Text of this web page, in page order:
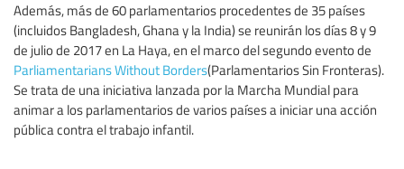
Además, más de 60 parlamentarios procedentes de 35 países
(incluidos Bangladesh, Ghana y la India) se reunirán los días 8 y 9
de julio de 2017 en La Haya, en el marco del segundo evento de
Parliamentarians Without Borders(Parlamentarios Sin Fronteras).
Se trata de una iniciativa lanzada por la Marcha Mundial para
animar a los parlamentarios de varios países a iniciar una acción
pública contra el trabajo infantil.